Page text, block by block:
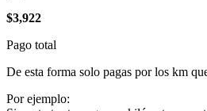
$3,922
Pago total
De esta forma solo pagas por los km
Por ejemplo: